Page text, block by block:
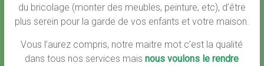
du bricolage (monter des meubles, peinture, etc), d’être
plus serein pour la garde de vos enfants et votre maison.
Vous l’aurez compris, notre maitre mot c’est la qualité
dans tous nos services mais nous voulons le rendre